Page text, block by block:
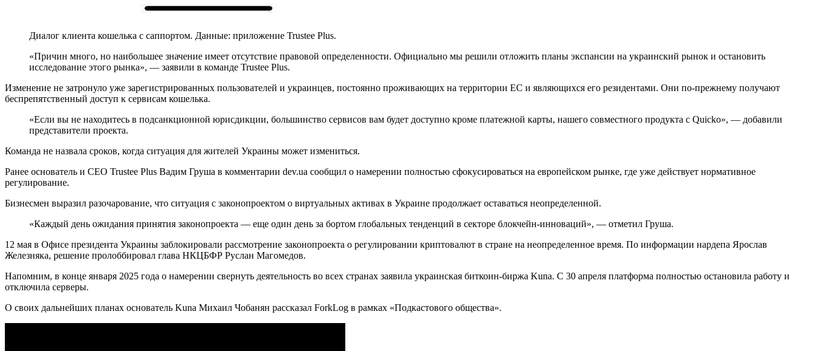
Диалог клиента кошелька с саппортом. Данные: приложение Trustee Plus.
«Причин много, но наибольшее значение имеет отсутствие правовой определенности. Официально мы решили отложить планы экспансии на украинский рынок и остановить
исследование этого рынка», — заявили в команде Trustee Plus.
Изменение не затронуло уже зарегистрированных пользователей и украинцев, постоянно проживающих на территории ЕС и являющихся его резидентами. Они по-прежнему получают
беспрепятственный доступ к сервисам кошелька.
«Если вы не находитесь в подсанкционной юрисдикции, большинство сервисов вам будет доступно кроме платежной карты, нашего совместного продукта с Quicko», — добавили
представители проекта.
Команда не назвала сроков, когда ситуация для жителей Украины может измениться.
Ранее основатель и CEO Trustee Plus Вадим Груша в комментарии dev.ua сообщил о намерении полностью сфокусироваться на европейском рынке, где уже действует нормативное
регулирование.
Бизнесмен выразил разочарование, что ситуация с законопроектом о виртуальных активах в Украине продолжает оставаться неопределенной.
«Каждый день ожидания принятия законопроекта — еще один день за бортом глобальных тенденций в секторе блокчейн-инноваций», — отметил Груша.
12 мая в Офисе президента Украины заблокировали рассмотрение законопроекта о регулировании криптовалют в стране на неопределенное время. По информации нардепа Ярослав
Железняка, решение пролоббировал глава НКЦБФР Руслан Магомедов.
Напомним, в конце января 2025 года о намерении свернуть деятельность во всех странах заявила украинская биткоин-биржа Kuna. С 30 апреля платформа полностью остановила работу и
отключила серверы.
О своих дальнейших планах основатель Kuna Михаил Чобанян рассказал ForkLog в рамках «Подкастового общества».